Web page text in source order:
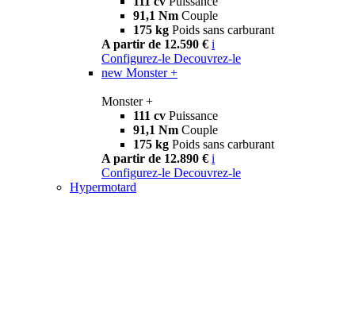
91,1 Nm Couple
175 kg Poids sans carburant
A partir de 12.590 € i
Configurez-le Decouvrez-le
new Monster +
Monster +
111 cv Puissance
91,1 Nm Couple
175 kg Poids sans carburant
A partir de 12.890 € i
Configurez-le Decouvrez-le
Hypermotard